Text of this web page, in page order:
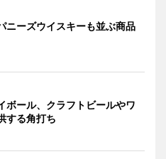
ニーズウイスキーも並ぶ商品
ボール、クラフトビールやワ
する角打ち